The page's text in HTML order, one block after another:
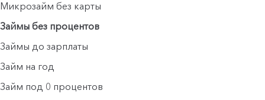
Микрозайм без карты
Займы без процентов
Займы до зарплаты
Займ на год
Займ под 0 процентов